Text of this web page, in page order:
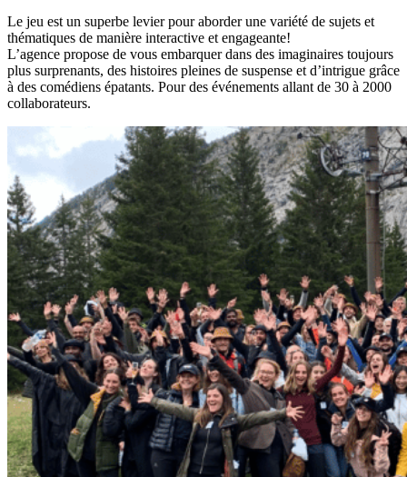
Le jeu est un superbe levier pour aborder une variété de sujets et
thématiques de manière interactive et engageante!
L’agence propose de vous embarquer dans des imaginaires toujours
plus surprenants, des histoires pleines de suspense et d’intrigue grâce
à des comédiens épatants. Pour des événements allant de 30 à 2000
collaborateurs.